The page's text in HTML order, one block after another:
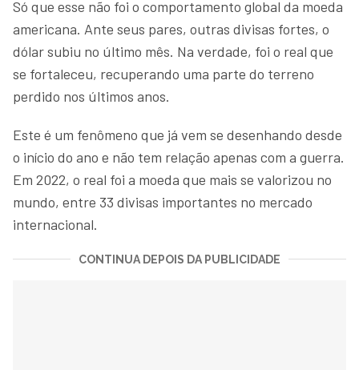
Só que esse não foi o comportamento global da moeda
americana. Ante seus pares, outras divisas fortes, o
dólar subiu no último mês. Na verdade, foi o real que
se fortaleceu, recuperando uma parte do terreno
perdido nos últimos anos.
Este é um fenômeno que já vem se desenhando desde
o início do ano e não tem relação apenas com a guerra.
Em 2022, o real foi a moeda que mais se valorizou no
mundo, entre 33 divisas importantes no mercado
internacional.
CONTINUA DEPOIS DA PUBLICIDADE